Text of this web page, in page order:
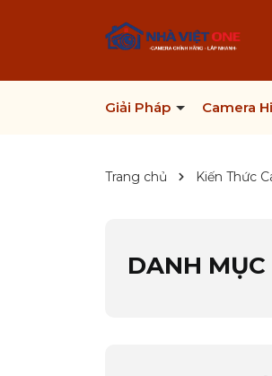
Giải Pháp Camera
Trang chủ Kiến Thức
DANH